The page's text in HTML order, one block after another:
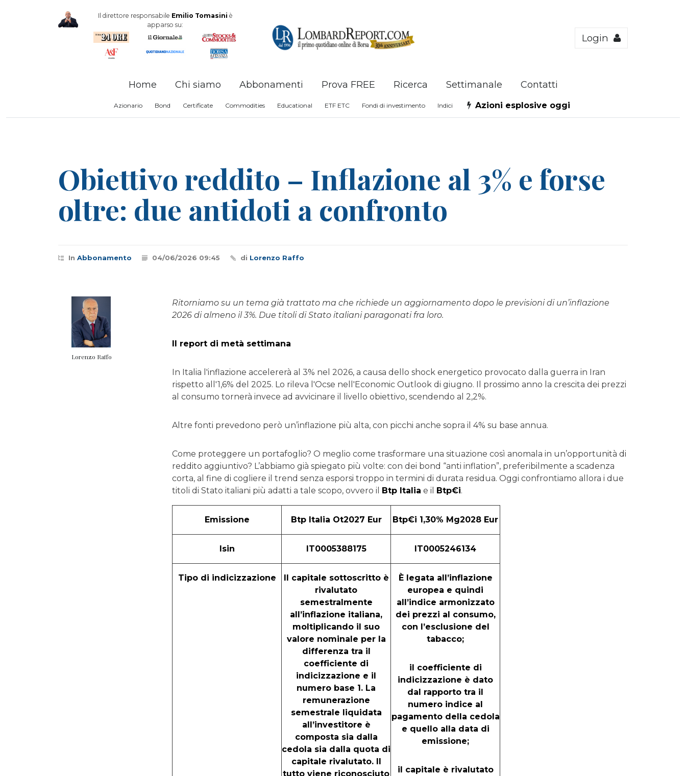
Il direttore responsabile Emilio Tomasini è
apparso su:
Login
Home Chi siamo Abbonamenti Prova FREE Ricerca Settimanale Contatti
Azionario Bond Certificate Commodities Educational ETF ETC Fondi di investimento Indici Azioni esplosive oggi
Obiettivo reddito – Inflazione al 3% e forse
oltre: due antidoti a confronto
In Abbonamento 04/06/2026 09:45 di Lorenzo Raffo
Ritorniamo su un tema già trattato ma che richiede un aggiornamento dopo le previsioni di un’inflazione
2026 di almeno il 3%. Due titoli di Stato italiani paragonati fra loro.
Il report di metà settimana
In Italia l'inflazione accelererà al 3% nel 2026, a causa dello shock energetico provocato dalla guerra in Iran
rispetto all'1,6% del 2025. Lo rileva l'Ocse nell'Economic Outlook di giugno. Il prossimo anno la crescita dei prezzi
al consumo tornerà invece ad avvicinare il livello obiettivo, scendendo al 2,2%.
Altre fonti prevedono però un’inflazione più alta, con picchi anche sopra il 4% su base annua.
Come proteggere un portafoglio? O meglio come trasformare una situazione così anomala in un’opportunità di
reddito aggiuntivo? L’abbiamo già spiegato più volte: con dei bond “anti inflation”, preferibilmente a scadenza
corta, al fine di cogliere il trend senza esporsi troppo in termini di durata residua. Oggi confrontiamo allora i due
titoli di Stato italiani più adatti a tale scopo, ovvero il Btp Italia e il Btp€i.
Emissione Btp Italia Ot2027 Eur Btp€i 1,30% Mg2028 Eur
Isin IT0005388175 IT0005246134
Tipo di indicizzazione
Il capitale sottoscritto è
rivalutato
semestralmente
all’inflazione italiana,
moltiplicando il suo
valore nominale per la
differenza tra il
coefficiente di
indicizzazione e il
numero base 1. La
remunerazione
semestrale liquidata
all’investitore è
composta sia dalla
cedola sia dalla quota di
capitale rivalutato. Il
tutto viene riconosciuto
È legata all’inflazione
europea e quindi
all’indice armonizzato
dei prezzi al consumo,
con l’esclusione del
tabacco;
il coefficiente di
indicizzazione è dato
dal rapporto tra il
numero indice al
pagamento della cedola
e quello alla data di
emissione;
il capitale è rivalutato
Lorenzo Raffo